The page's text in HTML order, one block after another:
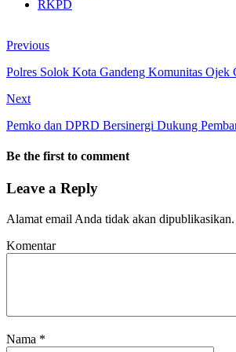
RKPD
Previous
Polres Solok Kota Gandeng Komunitas Ojek
Next
Pemko dan DPRD Bersinergi Dukung
Be the first to comment
Leave a Reply
Alamat email Anda tidak akan dipublikasikan.
Komentar
Nama *